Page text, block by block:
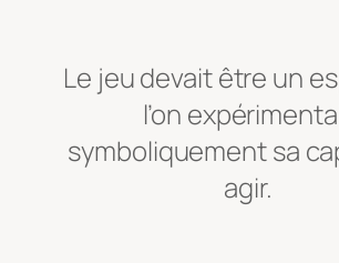
Le jeu devait être un
l’on
symboliquement sa
agir.